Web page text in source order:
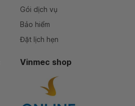
Gói dịch vụ
Bảo hiểm
Đặt lịch hẹn
Vinmec shop